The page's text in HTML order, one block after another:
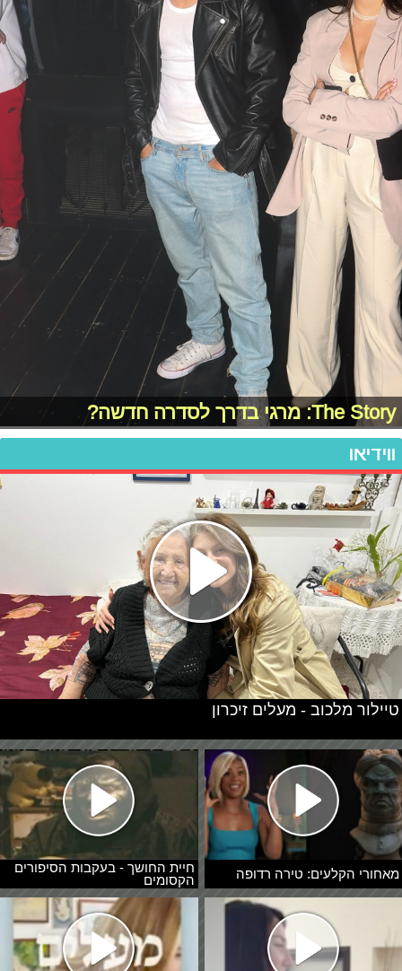
The Story: מרגי בדרך לסדרה חדשה?
ווידיאו
מאחורי הקלעים: טירה רדופה
חיית החושך - בעקבות הסיפורים
הקסומים
טיילור מלכוב - מעלים זיכרון